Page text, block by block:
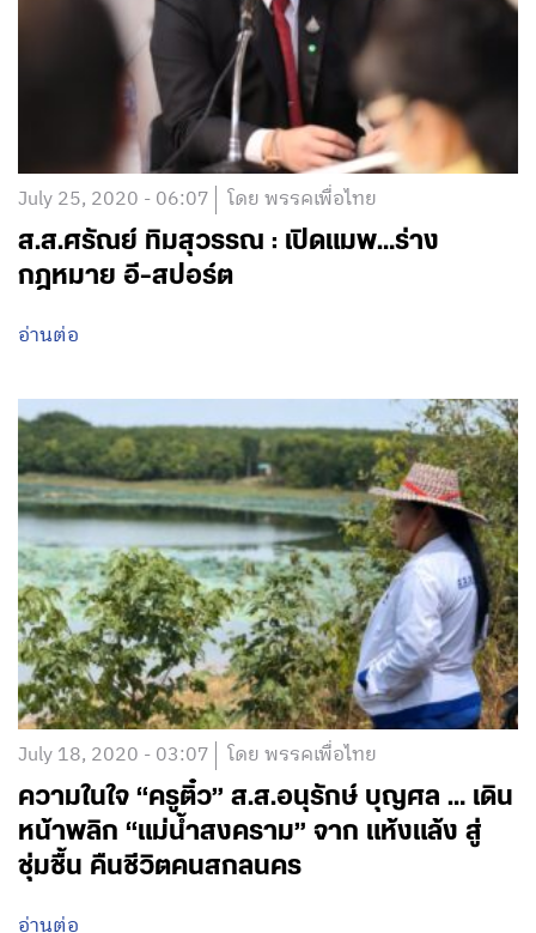
July 25, 2020 - 06:07 โดย พรรคเพื่อไทย
ส.ส.ศรัณย์ ทิมสุวรรณ : เปิดแมพ…ร่าง
กฎหมาย อี-สปอร์ต
อ่านต่อ